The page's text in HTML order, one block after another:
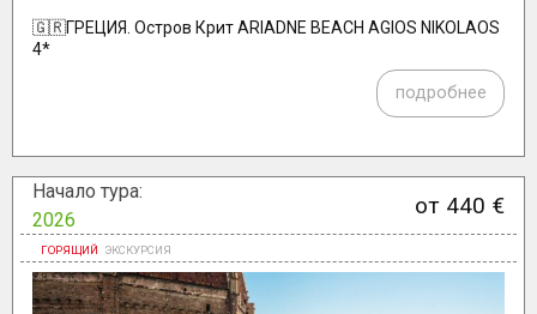
🇬🇷ГРЕЦИЯ. Остров Крит ARIADNE BEACH AGIOS NIKOLAOS
4*
подробнее
Начало тура:
2026
от 440 €